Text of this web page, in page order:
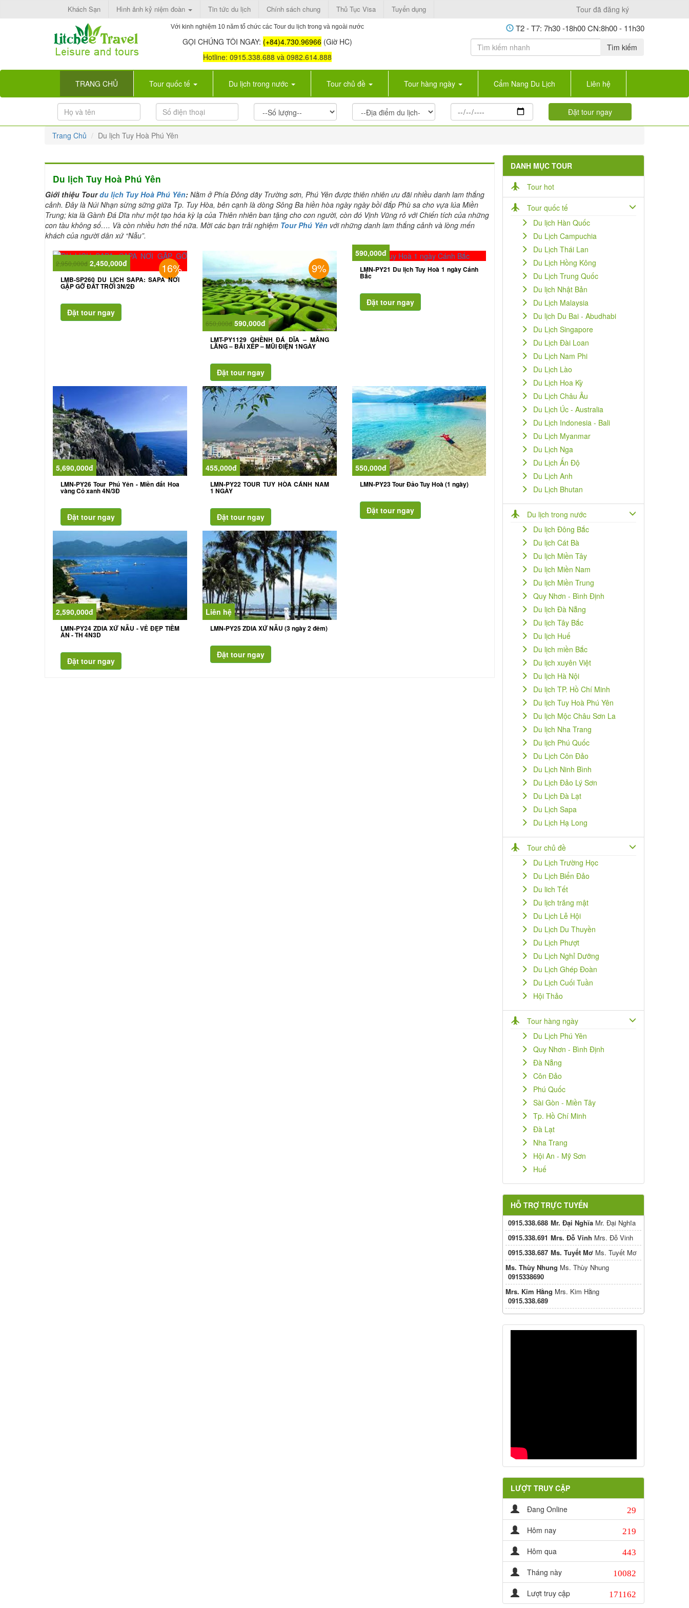
Khách Sạn Hình ảnh kỷ niệm đoàn Tin tức du lịch Chính sách chung Thủ Tục Visa Tuyển dụng Tour đã đăng ký
Với kinh nghiệm 10 năm tổ chức các Tour du lịch trong và ngoài nước
GỌI CHÚNG TÔI NGAY: (+84)4.730.96966 (Giờ HC)
Hotline: 0915.338.688 và 0982.614.888
T2 - T7: 7h30 -18h00 CN:8h00 - 11h30
Tìm kiếm
TRANG CHỦ Tour quốc tế Du lịch trong nước Tour chủ đề Tour hàng ngày Cẩm Nang Du Lịch Liên hệ
Trang Chủ Du lịch Tuy Hoà Phú Yên
Du lịch Tuy Hoà Phú Yên
Giới thiệu Tourdu lịch Tuy Hoà Phú Yên: Nằm ở Phía Đông dãy Trường sơn, Phú Yên được thiên nhiên ưu đãi nhiều danh lam thắng
cảnh. Đây là Núi Nhạn sừng sững giữa Tp. Tuy Hòa, bên cạnh là dòng Sông Ba hiền hòa ngày ngày bồi đắp Phù sa cho vựa lúa Miền
Trung; kia là Gành Đá Dĩa như một tạo hóa kỳ lạ của Thiên nhiên ban tặng cho con người, còn đó Vịnh Vũng rô với Chiến tích của những
con tàu không số…. Và còn nhiều hơn thế nữa. Mời các bạn trải nghiệm Tour Phú Yên với những danh lam thắng cảnh và lòng mến
khách của người dân xứ “Nẫu”.
16%
2,950,000đ 2,450,000đ
LMB-SP260 DU LỊCH SAPA: SAPA NƠI
GẶP GỠ ĐẤT TRỜI 3N/2Đ
9%
650,000đ 590,000đ
LMT-PY1129 GHỀNH ĐÁ DĨA – MẰNG
LẰNG – BÃI XẾP – MŨI ĐIỆN 1NGÀY
590,000đ
LMN-PY21 Du lịch Tuy Hoà 1 ngày Cánh
Bắc
5,690,000đ
LMN-PY26 Tour Phú Yên - Miền đất Hoa
vàng Cỏ xanh 4N/3Đ
455,000đ
LMN-PY22 TOUR TUY HÒA CÁNH NAM
1 NGÀY
550,000đ
LMN-PY23 Tour Đảo Tuy Hoà (1 ngày)
2,590,000đ
LMN-PY24 ZDIA XỨ NẪU - VẺ ĐẸP TIỀM
ẨN - TH 4N3D
Liên hệ
LMN-PY25 ZDIA XỨ NẪU (3 ngày 2 đêm)
DANH MỤC TOUR
Tour hot
Tour quốc tế
Du lịch Hàn Quốc
Du Lịch Campuchia
Du Lịch Thái Lan
Du Lịch Hồng Kông
Du Lịch Trung Quốc
Du lịch Nhật Bản
Du Lịch Malaysia
Du lịch Du Bai - Abudhabi
Du Lịch Singapore
Du Lịch Đài Loan
Du Lịch Nam Phi
Du Lịch Lào
Du Lịch Hoa Kỳ
Du Lịch Châu Âu
Du Lịch Úc - Australia
Du Lịch Indonesia - Bali
Du Lịch Myanmar
Du Lịch Nga
Du Lịch Ấn Độ
Du Lịch Anh
Du Lịch Bhutan
Du lịch trong nước
Du lịch Đông Bắc
Du lịch Cát Bà
Du lịch Miền Tây
Du lịch Miền Nam
Du lịch Miền Trung
Quy Nhơn - Bình Định
Du lịch Đà Nẵng
Du lịch Tây Bắc
Du lịch Huế
Du lịch miền Bắc
Du lịch xuyên Việt
Du lịch Hà Nội
Du lịch TP. Hồ Chí Minh
Du lịch Tuy Hoà Phú Yên
Du lịch Mộc Châu Sơn La
Du lịch Nha Trang
Du lịch Phú Quốc
Du Lịch Côn Đảo
Du Lịch Ninh Bình
Du Lịch Đảo Lý Sơn
Du Lịch Đà Lạt
Du Lịch Sapa
Du Lịch Hạ Long
Tour chủ đề
Du Lịch Trường Học
Du Lịch Biển Đảo
Du lich Tết
Du lịch trăng mật
Du Lịch Lễ Hội
Du Lịch Du Thuyền
Du Lịch Phượt
Du Lịch Nghỉ Dưỡng
Du Lịch Ghép Đoàn
Du Lịch Cuối Tuần
Hội Thảo
Tour hàng ngày
Du Lịch Phú Yên
Quy Nhơn - Bình Định
Đà Nẵng
Côn Đảo
Phú Quốc
Sài Gòn - Miền Tây
Tp. Hồ Chí Minh
Đà Lạt
Nha Trang
Hội An - Mỹ Sơn
Huế
HỖ TRỢ TRỰC TUYẾN
Mr. Đại NghĩaMr. Đại Nghĩa
0915.338.688
Mrs. Đỗ Vinh Mrs. Đỗ Vinh
0915.338.691
Ms. Tuyết MơMs. Tuyết Mơ
0915.338.687
Ms. Thùy Nhung Ms. Thùy Nhung
0915338690
Mrs. Kim Hằng Mrs. Kim Hằng
0915.338.689
LƯỢT TRUY CẬP
Đang Online 29
Hôm nay 219
Hôm qua 443
Tháng này 10082
Lượt truy cập 171162